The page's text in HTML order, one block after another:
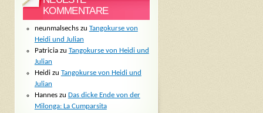
KOMMENTARE
neunmalsechszu Tangokurse von
Heidi und Julian
Patriciazu Tangokurse von Heidi und
Julian
Heidizu Tangokurse von Heidi und
Julian
Hanneszu Das dicke Ende von der
Milonga: La Cumparsita